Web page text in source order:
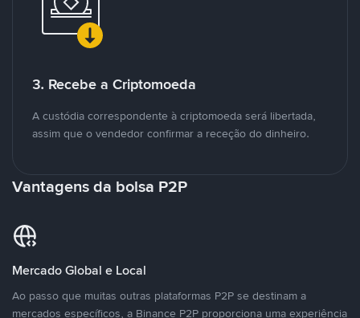
3. Recebe a Criptomoeda
A custódia correspondente à criptomoeda será libertada,
assim que o vendedor confirmar a receção do dinheiro.
Vantagens da bolsa P2P
Mercado Global e Local
Ao passo que muitas outras plataformas P2P se destinam a
mercados específicos, a Binance P2P proporciona uma experiência